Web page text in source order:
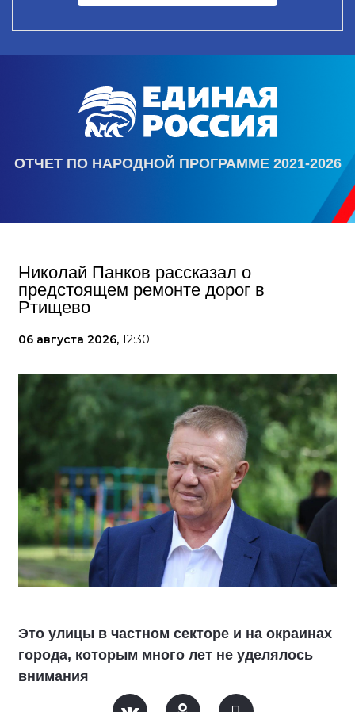
ОТЧЕТ ПО НАРОДНОЙ ПРОГРАММЕ 2021-2026
Николай Панков рассказал о
предстоящем ремонте дорог в
Ртищево
06 августа 2026, 12:30
Это улицы в частном секторе и на окраинах
города, которым много лет не уделялось
внимания